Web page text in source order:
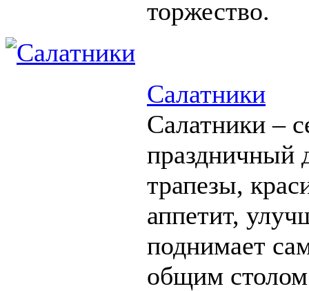
торжество.
Салатники
Салатники –
праздничный
трапезы,
аппетит,
поднимает
общим